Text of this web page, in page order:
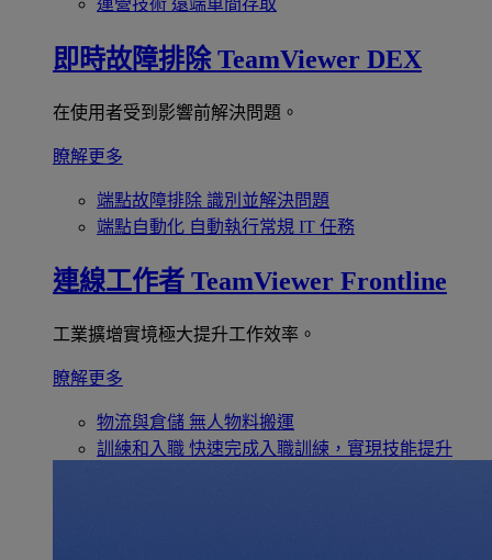
即時故障排除 TeamViewer DEX
在使用者受到影響前解決問題。
瞭解更多
端點故障排除 識別並解決問題
端點自動化 自動執行常規 IT 任務
連線工作者 TeamViewer Frontline
工業擴增實境極大提升工作效率。
瞭解更多
物流與倉儲 無人物料搬運
訓練和入職 快速完成入職訓練，實現技能提升